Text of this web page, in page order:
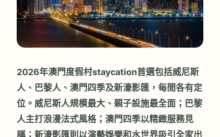
2026年澳門度假村staycation首選包括威尼斯
人、巴黎人、澳門四季及新濠影匯，每間各有定
位。威尼斯人規模最大、親子設施最全面；巴黎
人主打浪漫法式風格；澳門四季以精緻服務見
稱；新濠影匯則以演藝娛樂和水世界吸引全家出